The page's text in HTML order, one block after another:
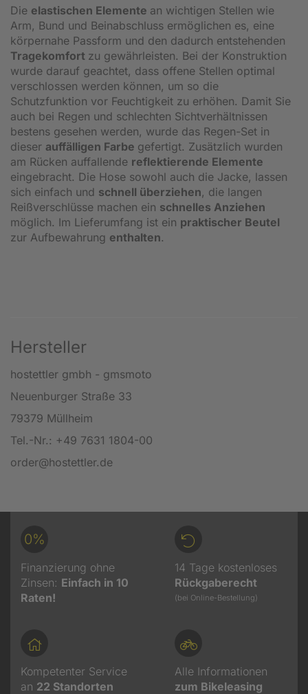
Die elastischen Elemente an wichtigen Stellen wie
Arm, Bund und Beinabschluss ermöglichen es, eine
körpernahe Passform und den dadurch entstehenden
Tragekomfort zu gewährleisten. Bei der Konstruktion
wurde darauf geachtet, dass offene Stellen optimal
verschlossen werden können, um so die
Schutzfunktion vor Feuchtigkeit zu erhöhen. Damit Sie
auch bei Regen und schlechten Sichtverhältnissen
bestens gesehen werden, wurde das Regen-Set in
dieser auffälligen Farbe gefertigt. Zusätzlich wurden
am Rücken auffallende reflektierende Elemente
eingebracht. Die Hose sowohl auch die Jacke, lassen
sich einfach und schnell überziehen, die langen
Reißverschlüsse machen ein schnelles Anziehen
möglich. Im Lieferumfang ist ein praktischer Beutel
zur Aufbewahrung enthalten.
Hersteller
hostettler gmbh - gmsmoto
Neuenburger Straße 33
79379 Müllheim
Tel.-Nr.: +49 7631 1804-00
order@hostettler.de
0%
Finanzierung ohne
Zinsen: Einfach in 10
Raten!
14 Tage kostenloses
Rückgaberecht
(bei Online-Bestellung)
Kompetenter Service
an 22 Standorten
Alle Informationen
zum Bikeleasing